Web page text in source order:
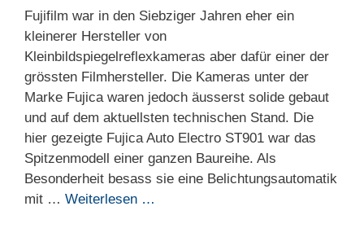
Fujifilm war in den Siebziger Jahren eher ein
kleinerer Hersteller von
Kleinbildspiegelreflexkameras aber dafür einer der
grössten Filmhersteller. Die Kameras unter der
Marke Fujica waren jedoch äusserst solide gebaut
und auf dem aktuellsten technischen Stand. Die
hier gezeigte Fujica Auto Electro ST901 war das
Spitzenmodell einer ganzen Baureihe. Als
Besonderheit besass sie eine Belichtungsautomatik
mit … Weiterlesen …